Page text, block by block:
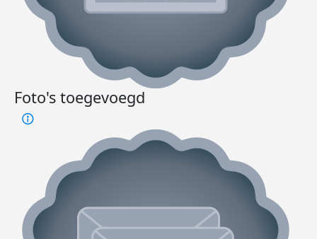
Foto's toegevoegd